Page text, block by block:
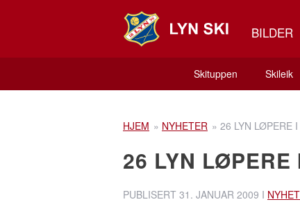
BILDER
Skituppen Skileik
HJEM » NYHETER » 26 LYN LØPERE
26 LYN LØPERE
PUBLISERT 31. JANUAR 2009 I